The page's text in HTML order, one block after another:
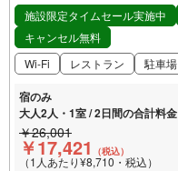
施設限定タイムセール実施中
キャンセル無料
Wi-Fi
レストラン 駐車場
宿のみ
大人2人・1室 / 2日間の合計料金
￥26,001
￥17,421 （税込）
（1人あたり¥8,710・税込）